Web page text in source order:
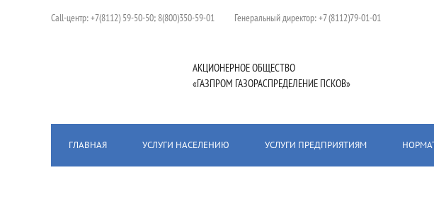
Сall-центр:+7(8112) 59-50-50; 8(800)350-59-01 Генеральный директор:+7 (8112)79-01-01
АКЦИОНЕРНОЕ ОБЩЕСТВО
«ГАЗПРОМ ГАЗОРАСПРЕДЕЛЕНИЕ ПСКОВ»
ГЛАВНАЯ УСЛУГИ НАСЕЛЕНИЮ УСЛУГИ ПРЕДПРИЯТИЯМ